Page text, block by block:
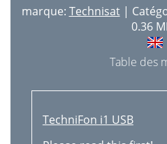
marque: Technisat|
0.36
Table des
TechniFon i1 USB